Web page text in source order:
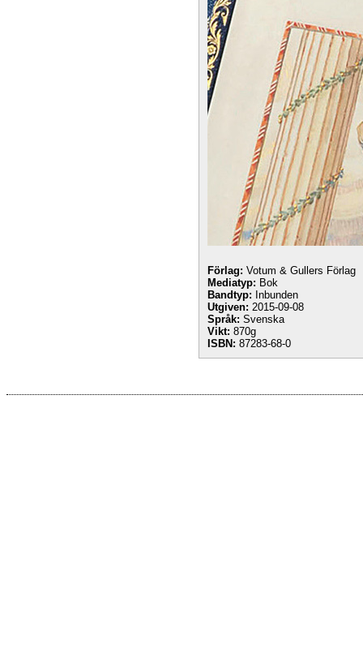
Förlag: Votum & Gullers Förlag
Mediatyp: Bok
Bandtyp: Inbunden
Utgiven: 2015-09-08
Språk: Svenska
Vikt: 870g
ISBN: 87283-68-0